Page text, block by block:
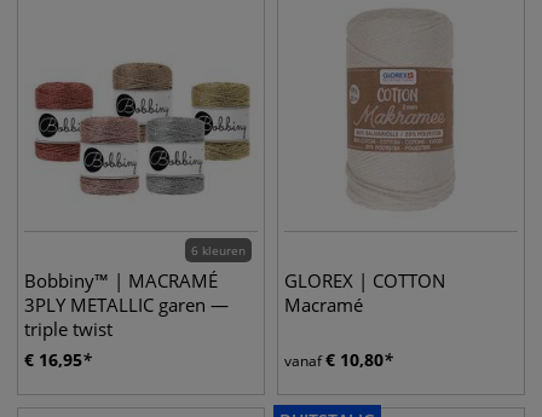
6 kleuren
Bobbiny™ | MACRAMÉ
3PLY METALLIC garen —
triple twist
€ 16,95
GLOREX | COTTON
Macramé
vanaf€ 10,80